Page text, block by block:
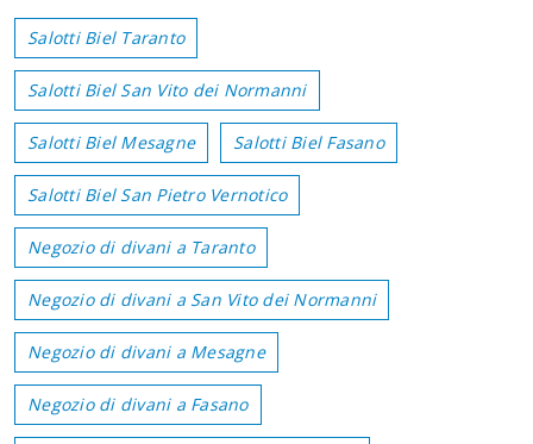
Salotti Biel Taranto
Salotti Biel San Vito dei Normanni
Salotti Biel Mesagne Salotti Biel Fasano
Salotti Biel San Pietro Vernotico
Negozio di divani a Taranto
Negozio di divani a San Vito dei Normanni
Negozio di divani a Mesagne
Negozio di divani a Fasano